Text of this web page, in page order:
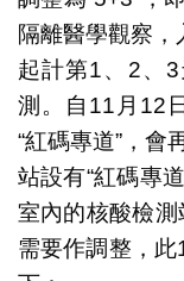
隔離醫學觀察，
起計第1、2、
測。自11月12
“紅碼專道”，會
站設有“紅碼專
室內的核酸檢測
需要作調整，此